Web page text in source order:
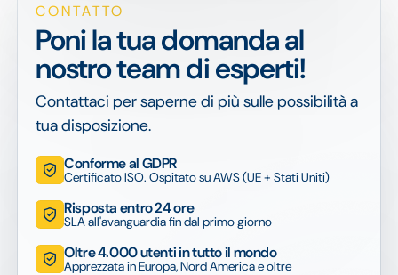
CONTATTO
Poni la tua domanda al
nostro team di esperti!
Contattaci per saperne di più sulle possibilità a
tua disposizione.
Conforme al GDPR
Certificato ISO. Ospitato su AWS (UE + Stati Uniti)
Risposta entro 24 ore
SLA all'avanguardia fin dal primo giorno
Oltre 4.000 utenti in tutto il mondo
Apprezzata in Europa, Nord America e oltre